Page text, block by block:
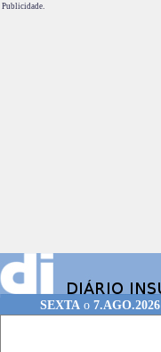
Publicidade.
SEXTA o 7.AGO.2026